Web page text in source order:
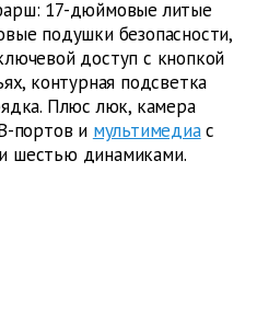
17-дюймовые литые
подушки безопасности,
доступ с кнопкой
контурная подсветка
Плюс люк, камера
портов и мультимедиас
шестью динамиками.